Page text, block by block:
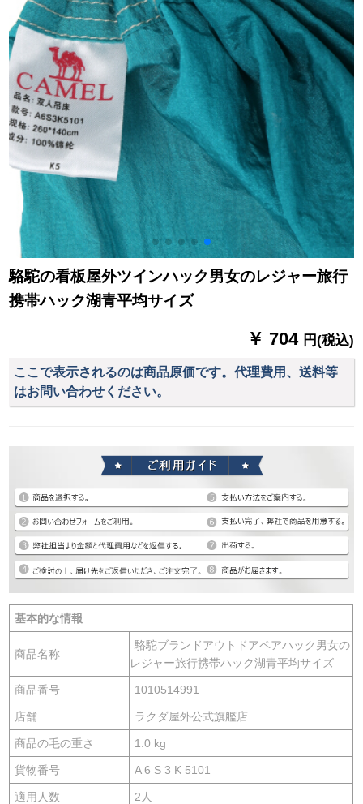
の猫向け【57*45
CM】
駱駝の看板屋外ツインハック男女のレジャー旅行
携帯ハック湖青平均サイズ
￥ 704 円(税込)
ここで表示されるのは商品原価です。代理費用、送料等
はお問い合わせください。
基本的な情報
商品名称
駱駝ブランドアウトドアペアハック男女の
レジャー旅行携帯ハック湖青平均サイズ
商品番号 1010514991
店舗 ラクダ屋外公式旗艦店
商品の毛の重さ 1.0 kg
貨物番号 A 6 S 3 K 5101
適用人数 2人